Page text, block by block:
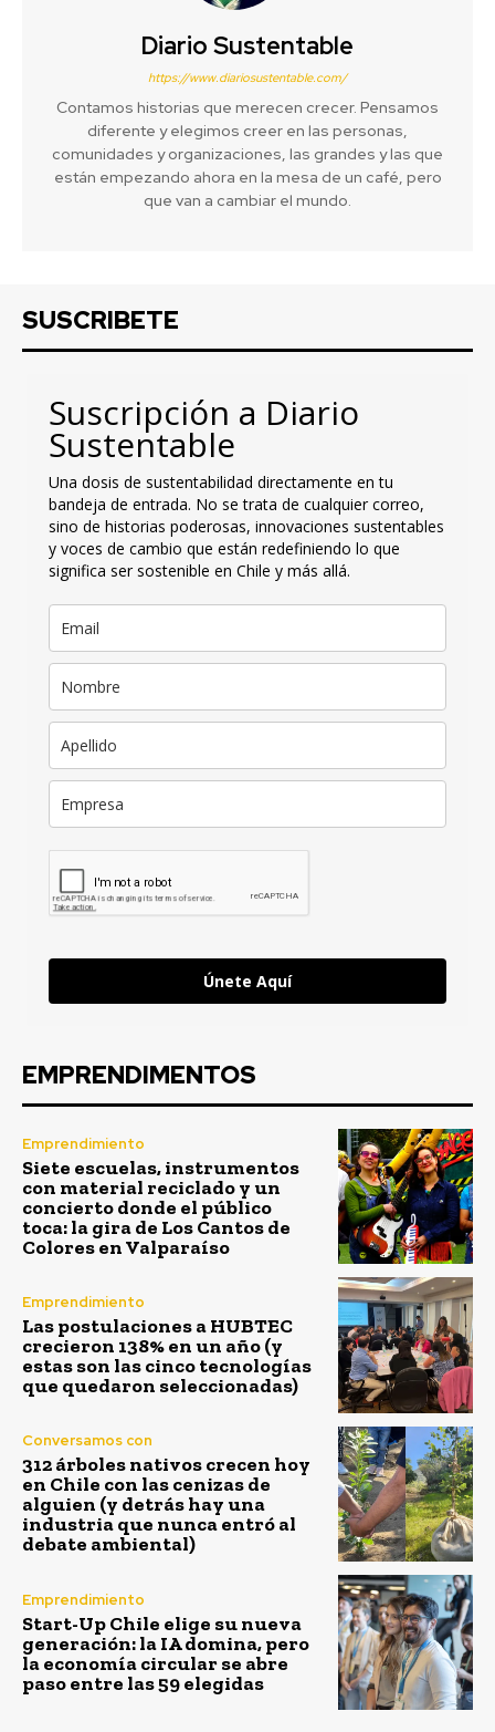
Diario Sustentable
https://www.diariosustentable.com/
Contamos historias que merecen crecer. Pensamos
diferente y elegimos creer en las personas,
comunidades y organizaciones, las grandes y las que
están empezando ahora en la mesa de un café, pero
que van a cambiar el mundo.
SUSCRIBETE
Suscripción a Diario
Sustentable
Una dosis de sustentabilidad directamente en tu
bandeja de entrada. No se trata de cualquier correo,
sino de historias poderosas, innovaciones sustentables
y voces de cambio que están redefiniendo lo que
significa ser sostenible en Chile y más allá.
Únete Aquí
EMPRENDIMENTOS
Emprendimiento
Siete escuelas, instrumentos
con material reciclado y un
concierto donde el público
toca: la gira de Los Cantos de
Colores en Valparaíso
Emprendimiento
Las postulaciones a HUBTEC
crecieron 138% en un año (y
estas son las cinco tecnologías
que quedaron seleccionadas)
Conversamos con
312 árboles nativos crecen hoy
en Chile con las cenizas de
alguien (y detrás hay una
industria que nunca entró al
debate ambiental)
Emprendimiento
Start-Up Chile elige su nueva
generación: la IA domina, pero
la economía circular se abre
paso entre las 59 elegidas